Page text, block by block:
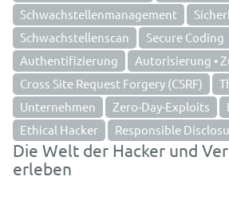
Schwachstellenmanagement
Schwachstellenscan
Secure Coding
Authentifizierung
Autorisierung •
Cross Site Request Forgery (CSRF)
Unternehmen
Zero-Day-Exploits
Ethical Hacker
Responsible
Die Welt der Hacker und
erleben